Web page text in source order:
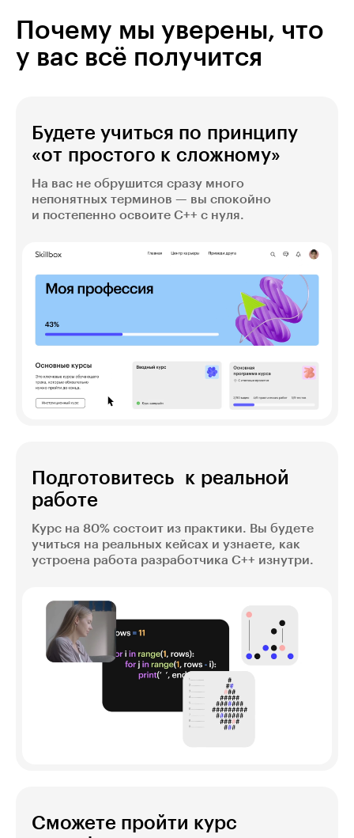
Почему мы уверены, что
у вас всё получится
Будете учиться по принципу
«от простого к сложному»
На вас не обрушится сразу много
непонятных терминов — вы спокойно
и постепенно освоите С++ с нуля.
Подготовитесь к реальной
работе
Курс на 80% состоит из практики. Вы будете
учиться на реальных кейсах и узнаете, как
устроена работа разработчика C++ изнутри.
Сможете пройти курс